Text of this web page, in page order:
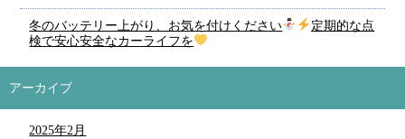
冬のバッテリー上がり、お気を付けください
定期的な点
検で安心安全なカーライフを
アーカイブ
2025年2月